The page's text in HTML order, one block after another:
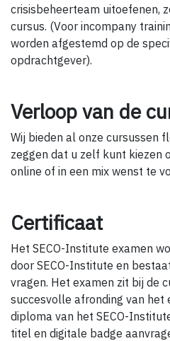
crisisbeheerteam uitoefenen,
cursus. (Voor incompany
worden afgestemd op de
opdrachtgever).
Verloop van de
Wij bieden al onze cursussen
zeggen dat u zelf kunt kiezen
online of in een mix wenst te
Certificaat
Het SECO-Institute examen
door SECO-Institute en
vragen. Het examen zit bij de
succesvolle afronding van het
diploma van het SECO-
titel en digitale badge